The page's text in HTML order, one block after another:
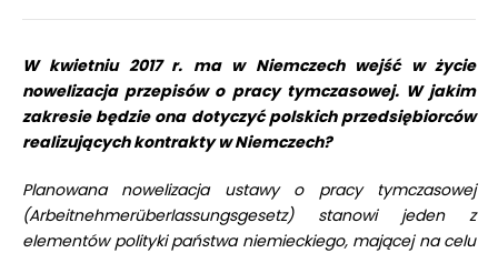
W kwietniu 2017 r. ma w Niemczech wejść w życie
nowelizacja przepisów o pracy tymczasowej. W jakim
zakresie będzie ona dotyczyć polskich przedsiębiorców
realizujących kontrakty w Niemczech?
Planowana nowelizacja ustawy o pracy tymczasowej
(Arbeitnehmerüberlassungsgesetz) stanowi jeden z
elementów polityki państwa niemieckiego, mającej na celu